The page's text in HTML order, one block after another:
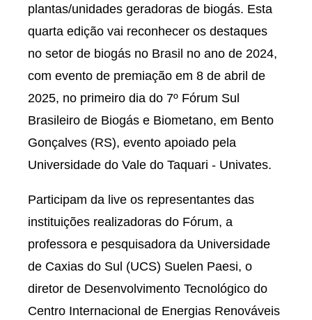
plantas/unidades geradoras de biogás. Esta
quarta edição vai reconhecer os destaques
no setor de biogás no Brasil no ano de 2024,
com evento de premiação em 8 de abril de
2025, no primeiro dia do 7º Fórum Sul
Brasileiro de Biogás e Biometano, em Bento
Gonçalves (RS), evento apoiado pela
Universidade do Vale do Taquari - Univates.
Participam da live os representantes das
instituições realizadoras do Fórum, a
professora e pesquisadora da Universidade
de Caxias do Sul (UCS) Suelen Paesi, o
diretor de Desenvolvimento Tecnológico do
Centro Internacional de Energias Renováveis